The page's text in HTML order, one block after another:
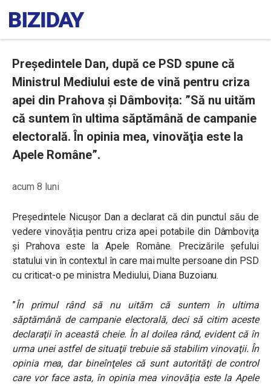
Președintele Dan, după ce PSD spune că
Ministrul Mediului este de vină pentru criza
apei din Prahova și Dâmbovița: ”Să nu uităm
că suntem în ultima săptămână de campanie
electorală. În opinia mea, vinovăţia este la
Apele Române”.
acum 8 luni
Președintele Nicușor Dan a declarat că din punctul său de
vedere vinovăția pentru criza apei potabile din Dâmboviţa
şi Prahova este la Apele Române. Precizările șefului
statului vin în contextul în care mai multe persoane din PSD
cu criticat-o pe ministra Mediului, Diana Buzoianu.
”În primul rând să nu uităm că suntem în ultima
săptămână de campanie electorală, deci să citim aceste
declaraţii în această cheie. În al doilea rând, evident că în
urma unei astfel de situaţii trebuie să stabilim vinovaţii. În
opinia mea, dar bineînţeles că sunt autorităţi de control
care vor face asta, în opinia mea vinovăţia este la Apele